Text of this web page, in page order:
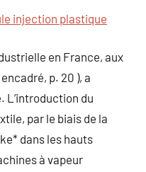
injection plastique
en France, aux
p. 20 ), a
L’introduction du
par le biais de la
dans les hauts
à vapeur